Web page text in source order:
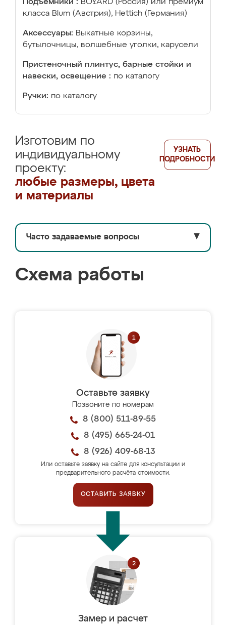
Подъемники : BOYARD (Россия) или премиум
класса Blum (Австрия), Hettich (Германия)
Аксессуары: Выкатные корзины,
бутылочницы, волшебные уголки, карусели
Пристеночный плинтус, барные стойки и
навески, освещение : по каталогу
Ручки: по каталогу
Изготовим по
индивидуальному
проекту:
любые размеры, цвета
и материалы
УЗНАТЬ
ПОДРОБНОСТИ
Часто задаваемые вопросы ▼
Схема работы
Оставьте заявку
Позвоните по номерам
8 (800) 511-89-55
8 (495) 665-24-01
8 (926) 409-68-13
Или оставьте заявку на сайте для консультации и
предварительного расчёта стоимости.
ОСТАВИТЬ ЗАЯВКУ
Замер и расчет